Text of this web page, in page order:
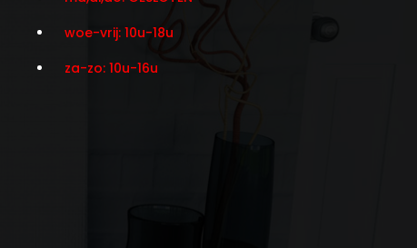
woe-vrij: 10u-18u
za-zo: 10u-16u